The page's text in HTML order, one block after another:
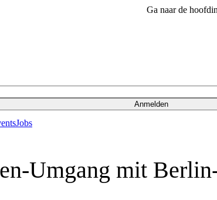
Ga naar de
Anmelden
Jobs
Umgang mit